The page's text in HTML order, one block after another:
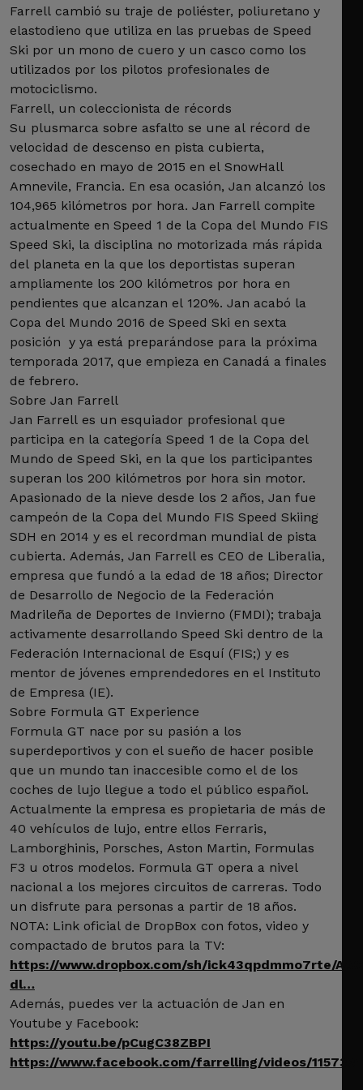
Farrell cambió su traje de poliéster, poliuretano y
elastodieno que utiliza en las pruebas de Speed
Ski por un mono de cuero y un casco como los
utilizados por los pilotos profesionales de
motociclismo.
Farrell, un coleccionista de récords
Su plusmarca sobre asfalto se une al récord de
velocidad de descenso en pista cubierta,
cosechado en mayo de 2015 en el SnowHall
Amnevile, Francia. En esa ocasión, Jan alcanzó los
104,965 kilómetros por hora. Jan Farrell compite
actualmente en Speed 1 de la Copa del Mundo FIS
Speed Ski, la disciplina no motorizada más rápida
del planeta en la que los deportistas superan
ampliamente los 200 kilómetros por hora en
pendientes que alcanzan el 120%. Jan acabó la
Copa del Mundo 2016 de Speed Ski en sexta
posición y ya está preparándose para la próxima
temporada 2017, que empieza en Canadá a finales
de febrero.
Sobre Jan Farrell
Jan Farrell es un esquiador profesional que
participa en la categoría Speed 1 de la Copa del
Mundo de Speed Ski, en la que los participantes
superan los 200 kilómetros por hora sin motor.
Apasionado de la nieve desde los 2 años, Jan fue
campeón de la Copa del Mundo FIS Speed Skiing
SDH en 2014 y es el recordman mundial de pista
cubierta. Además, Jan Farrell es CEO de Liberalia,
empresa que fundó a la edad de 18 años; Director
de Desarrollo de Negocio de la Federación
Madrileña de Deportes de Invierno (FMDI); trabaja
activamente desarrollando Speed Ski dentro de la
Federación Internacional de Esquí (FIS;) y es
mentor de jóvenes emprendedores en el Instituto
de Empresa (IE).
Sobre Formula GT Experience
Formula GT nace por su pasión a los
superdeportivos y con el sueño de hacer posible
que un mundo tan inaccesible como el de los
coches de lujo llegue a todo el público español.
Actualmente la empresa es propietaria de más de
40 vehículos de lujo, entre ellos Ferraris,
Lamborghinis, Porsches, Aston Martin, Formulas
F3 u otros modelos. Formula GT opera a nivel
nacional a los mejores circuitos de carreras. Todo
un disfrute para personas a partir de 18 años.
NOTA: Link oficial de DropBox con fotos, video y
compactado de brutos para la TV:
https://www.dropbox.com/sh/ick43qpdmmo7rte/
dl…
Además, puedes ver la actuación de Jan en
Youtube y Facebook:
https://youtu.be/pCugC38ZBPI
https://www.facebook.com/farrelling/videos/